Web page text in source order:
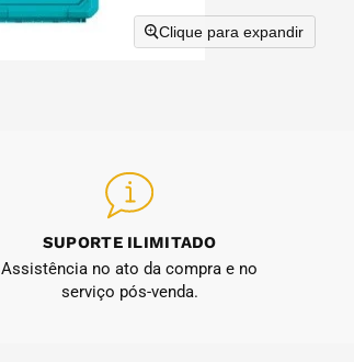
Clique para expandir
SUPORTE ILIMITADO
Assistência no ato da compra e no
serviço pós-venda.